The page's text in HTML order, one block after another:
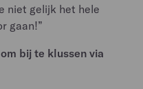
niet gelijk het hele
gaan!”
bij te klussen via